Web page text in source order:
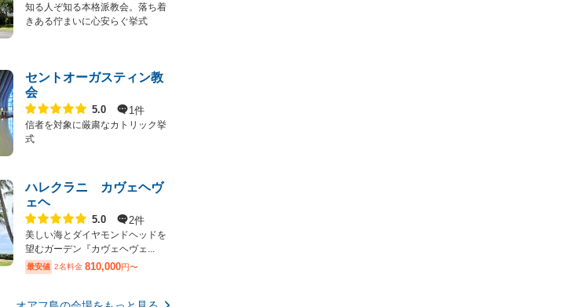
知る人ぞ知る本格派教会。落ち着
きある佇まいに心安らぐ挙式
セントオーガスティン教
会
点数
5.0 1件
信者を対象に厳粛なカトリック挙
式
ハレクラニ カヴェヘヴ
ェヘ
点数
5.0 2件
美しい海とダイヤモンドヘッドを
望むガーデン『カヴェヘヴェ...
最安値 2名料金 810,000円〜